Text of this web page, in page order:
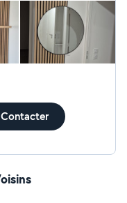
Contacter